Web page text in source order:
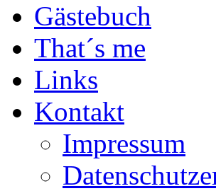
Gästebuch
That´s me
Links
Kontakt
Impressum